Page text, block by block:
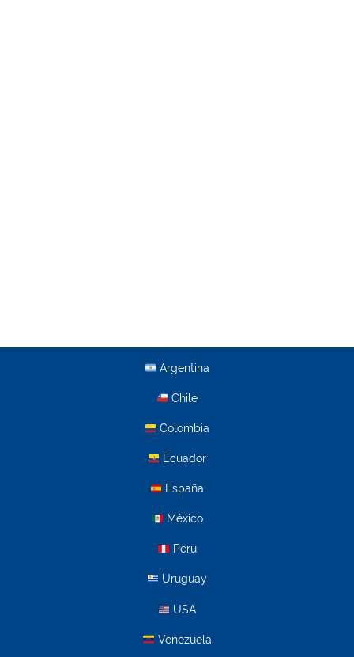
Argentina
Chile
Colombia
Ecuador
España
México
Perú
Uruguay
USA
Venezuela